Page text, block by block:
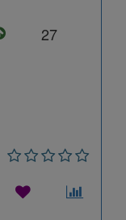
27